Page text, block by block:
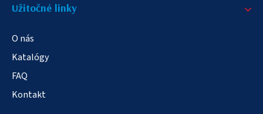
Užitočné linky
O nás
Katalógy
FAQ
Kontakt